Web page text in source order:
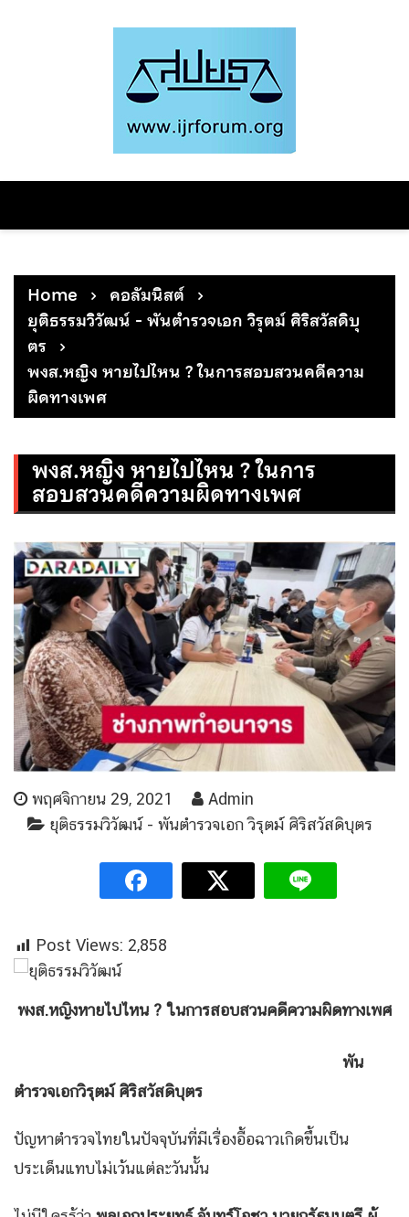
Home
คอลัมนิสต์
ยุติธรรมวิวัฒน์ - พันตำรวจเอก วิรุตม์ ศิริสวัสดิบุ
ตร
พงส.หญิง หายไปไหน ? ในการสอบสวนคดีความ
ผิดทางเพศ
พงส.หญิง หายไปไหน ? ในการ
สอบสวนคดีความผิดทางเพศ
พฤศจิกายน 29, 2021
Admin
ยุติธรรมวิวัฒน์ - พันตำรวจเอก วิรุตม์ ศิริสวัสดิบุตร
Post Views: 2,858
พงส.หญิงหายไปไหน ? ในการสอบสวนคดีความผิดทางเพศ
พัน
ตำรวจเอกวิรุตม์ ศิริสวัสดิบุตร
ปัญหาตำรวจไทยในปัจจุบันที่มีเรื่องอื้อฉาวเกิดขึ้นเป็น
ประเด็นแทบไม่เว้นแต่ละวันนั้น